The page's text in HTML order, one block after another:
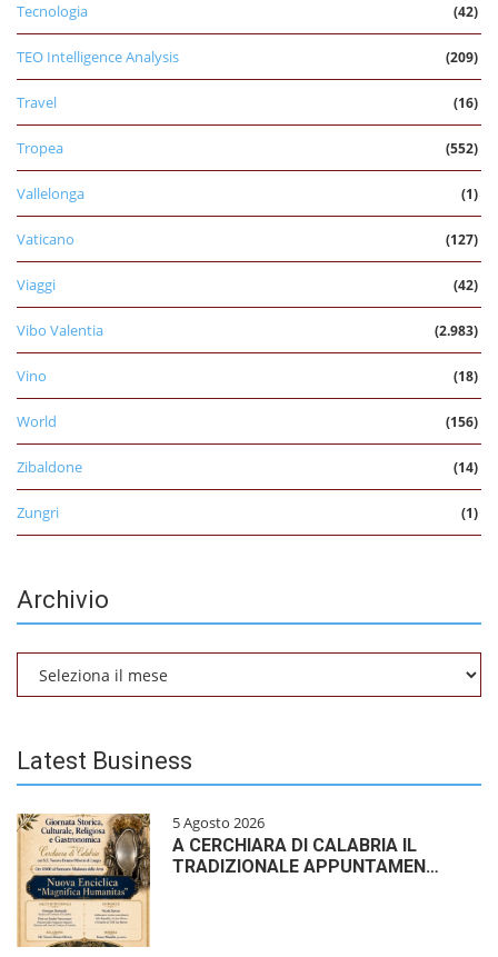
Tecnologia (42)
TEO Intelligence Analysis (209)
Travel (16)
Tropea (552)
Vallelonga (1)
Vaticano (127)
Viaggi (42)
Vibo Valentia (2.983)
Vino (18)
World (156)
Zibaldone (14)
Zungri (1)
Archivio
Latest Business
5 Agosto 2026
A CERCHIARA DI CALABRIA IL
TRADIZIONALE APPUNTAMEN…